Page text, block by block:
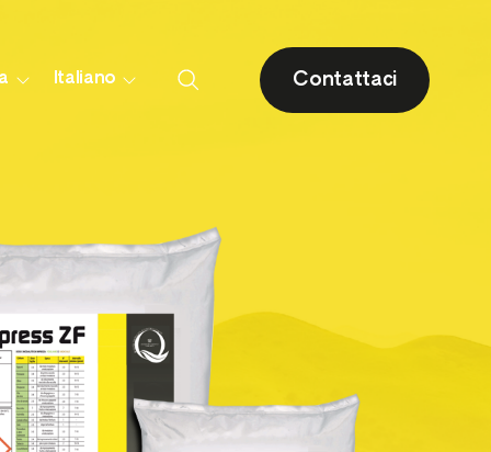
Drupacee
Agrumi
Piccoli frutti e fragola
Olivo
Italiano Contattaci